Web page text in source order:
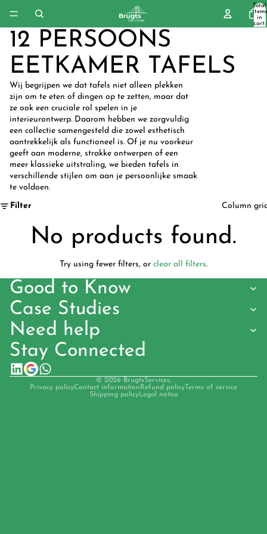
Total
items
in
cart:
0
12 PERSOONS
EETKAMER TAFELS
Wij begrijpen we dat tafels niet alleen plekken
zijn om te eten of dingen op te zetten, maar dat
ze ook een cruciale rol spelen in je
interieurontwerp. Daarom hebben we zorgvuldig
een collectie samengesteld die zowel esthetisch
aantrekkelijk als functioneel is. Of je nu voorkeur
geeft aan moderne, strakke ontwerpen of een
meer klassieke uitstraling, we bieden tafels in
verschillende stijlen om aan je persoonlijke smaak
te voldoen.
Filter Column
No products found.
Try using fewer filters, or clear all filters.
Good to Know
Case Studies
Need help
Stay Connected
© 2026 BrugtsServices,
Privacy policyContact information Refund policyTerms of service
Shipping policyLegal notice